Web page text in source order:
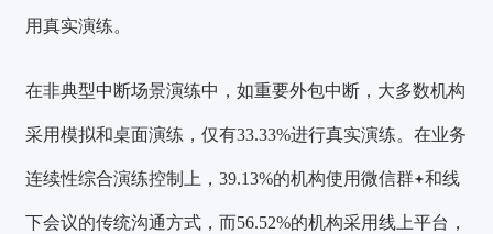
用真实演练。
在非典型中断场景演练中，如重要外包中断，大多数机构
采用模拟和桌面演练，仅有33.33%进行真实演练。在业务
连续性综合演练控制上，39.13%的机构使用微信群 和线
下会议的传统沟通方式，而56.52%的机构采用线上平台，